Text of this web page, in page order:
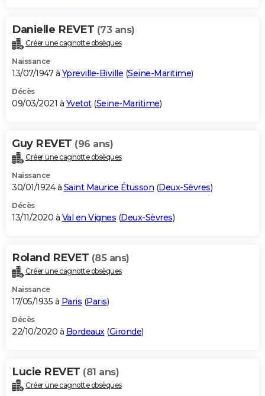
Danielle REVET (73 ans)
Créer une cagnotte obsèques
Naissance
13/07/1947 à Ypreville-Biville (Seine-Maritime)
Décès
09/03/2021 à Yvetot(Seine-Maritime)
Guy REVET (96 ans)
Créer une cagnotte obsèques
Naissance
30/01/1924 à Saint Maurice Étusson (Deux-Sèvres)
Décès
13/11/2020 à Val en Vignes (Deux-Sèvres)
Roland REVET (85 ans)
Créer une cagnotte obsèques
Naissance
17/05/1935 à Paris (Paris)
Décès
22/10/2020 à Bordeaux (Gironde)
Lucie REVET (81 ans)
Créer une cagnotte obsèques